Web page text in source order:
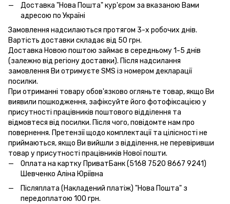
Доставка "Нова Пошта" кур'єром за вказаною Вами
адресою по Україні
Замовлення надсилаються протягом 3-х робочих днів.
Вартість доставки складає від 50 грн.
Доставка Новою поштою займає в середньому 1-5 днів
(залежно від регіону доставки). Після надсилання
замовлення Ви отримуєте SMS із номером декларації
посилки.
При отриманні товару обов'язково огляньте товар, якщо Ви
виявили пошкодження, зафіксуйте його фотофіксацією у
присутності працівників поштового відділення та
відмовтеся від посилки. Після чого, повідомте нам про
повернення. Претензії щодо комплектації та цілісності не
приймаються, якщо Ви вийшли з відділення, не перевіривши
товар у присутності працівників Нової пошти.
Оплата на картку ПриватБанк (5168 7520 8667 9241)
Шевченко Аліна Юріївна
Післяплата (Накладений платіж) "Нова Пошта" з
передоплатою 100 грн.